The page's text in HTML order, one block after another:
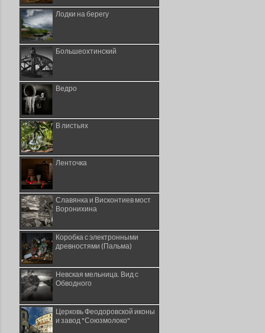
Лодки на берегу
Большеохтинский
Ведро
В листьях
Ленточка
Славянка и Висконтиев мост
Воронихина
Коробка с электронными
древностями (Пальма)
Невская мельница. Вид с
Обводного
Церковь Феодоровской иконы
и завод "Союзмолоко"